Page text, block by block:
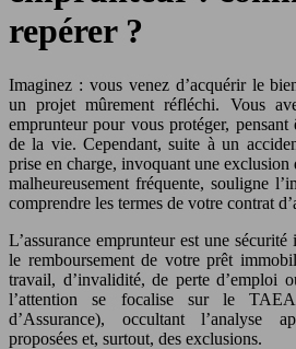
repérer ?
Imaginez : vous venez d’acquérir le
un projet mûrement réfléchi. Vous
emprunteur pour vous protéger, pensant
de la vie. Cependant, suite à un
prise en charge, invoquant une exclusion
malheureusement fréquente, souligne
comprendre les termes de votre contrat
L’assurance emprunteur est une
le remboursement de votre prêt
travail, d’invalidité, de perte d’emploi
l’attention se focalise sur le
d’Assurance), occultant l’analyse
proposées et, surtout, des exclusions.